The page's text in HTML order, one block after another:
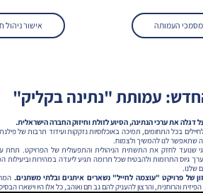
מסמכי העמותה אישור ניהול
עמותת "נתינה בקליק"
את ערכי הנתינה, הסיוע לזולת וחיזוק החברה הישראלית.
בכל התחומים, תמיכה באוכלוסיות נזקקות ועידוד תרבות של
שתאפשר לנו להמשיך ולצמוח.
לחזק את התשתית הניהולית והתפעולית של הפרויקט. תחת
גיוס התרומות ולהבטיח שכל תרומה תגיע ליעדה במהירות וביעילות
שלנו.
של פרויקט "עוצמה לחייל" נשארים איתנים ובלתי משתנים.
והרוחנית, והרצון להעניק להם גב חם ואוהב, כל אלו היו וישארו